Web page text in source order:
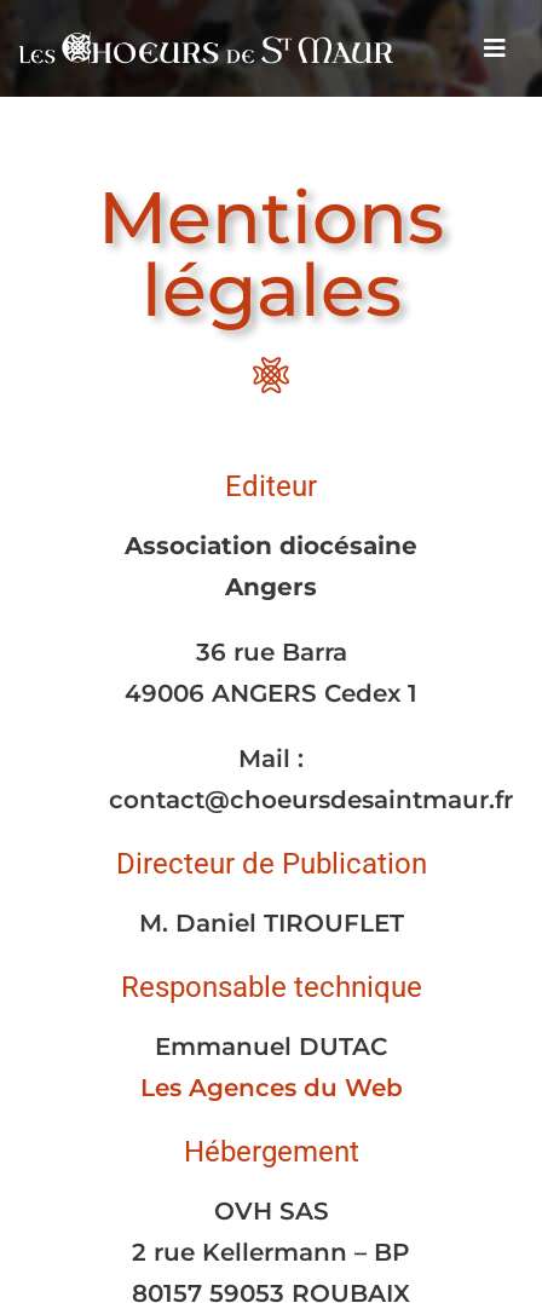
Mentions
légales
Editeur
Association diocésaine
Angers
36 rue Barra
49006 ANGERS Cedex 1
Mail :
contact@choeursdesaintmaur.fr
Directeur de Publication
M. Daniel TIROUFLET
Responsable technique
Emmanuel DUTAC
Les Agences du Web
Hébergement
OVH SAS
2 rue Kellermann – BP
80157 59053 ROUBAIX